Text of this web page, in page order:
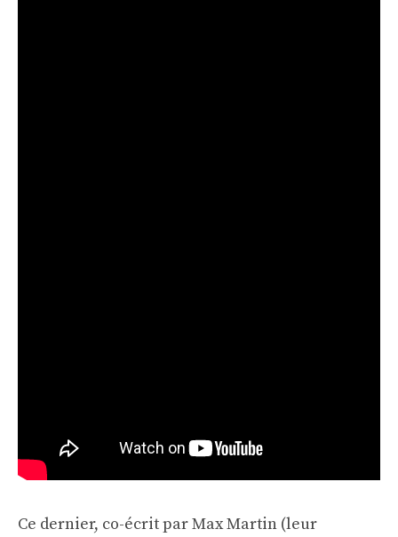
Ce dernier, co-écrit par Max Martin (leur